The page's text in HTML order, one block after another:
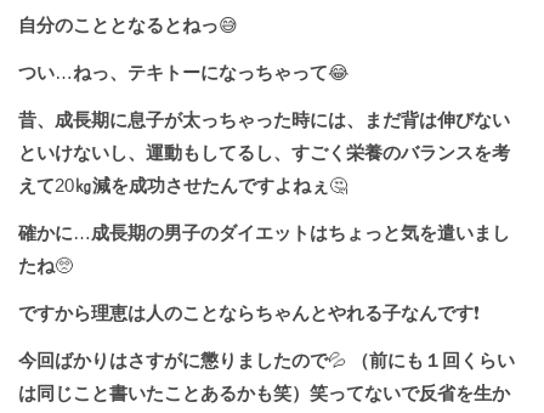
自分のこととなるとねっ😅
つい…ねっ、テキトーになっちゃって😂
昔、成長期に息子が太っちゃった時には、まだ背は伸びない
といけないし、運動もしてるし、すごく栄養のバランスを考
えて20㎏減を成功させたんですよねぇ 🤔
確かに…成長期の男子のダイエットはちょっと気を遣いまし
たね🥺
ですから理恵は人のことならちゃんとやれる子なんです❗️
今回ばかりはさすがに懲りましたので💦
（前にも１回くらい
は同じこと書いたことあるかも笑）笑ってないで反省を生か